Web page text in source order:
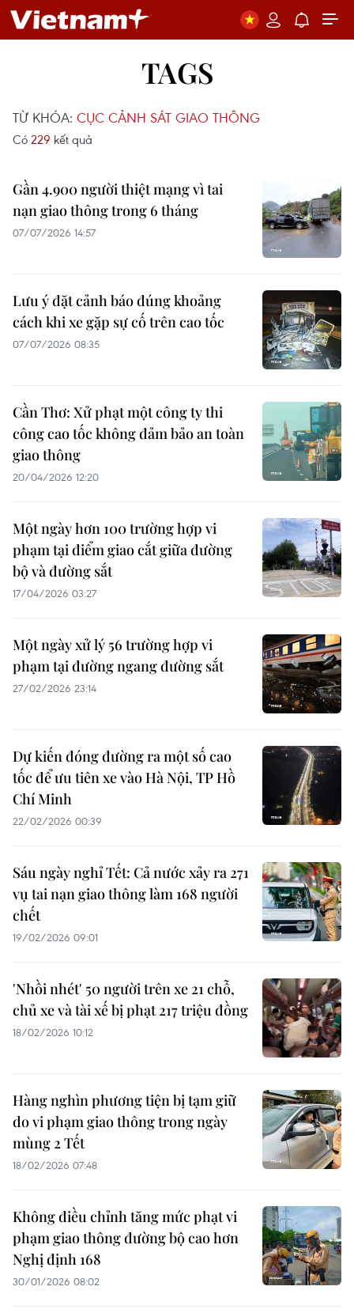
TAGS
TỪ KHÓA: CỤC CẢNH SÁT GIAO THÔNG
Có 229 kết quả
Gần 4.900 người thiệt mạng vì tai
nạn giao thông trong 6 tháng
07/07/2026 14:57
Lưu ý đặt cảnh báo đúng khoảng
cách khi xe gặp sự cố trên cao tốc
07/07/2026 08:35
Cần Thơ: Xử phạt một công ty thi
công cao tốc không đảm bảo an toàn
giao thông
20/04/2026 12:20
Một ngày hơn 100 trường hợp vi
phạm tại điểm giao cắt giữa đường
bộ và đường sắt
17/04/2026 03:27
Một ngày xử lý 56 trường hợp vi
phạm tại đường ngang đường sắt
27/02/2026 23:14
Dự kiến đóng đường ra một số cao
tốc để ưu tiên xe vào Hà Nội, TP Hồ
Chí Minh
22/02/2026 00:39
Sáu ngày nghỉ Tết: Cả nước xảy ra 271
vụ tai nạn giao thông làm 168 người
chết
19/02/2026 09:01
'Nhồi nhét' 50 người trên xe 21 chỗ,
chủ xe và tài xế bị phạt 217 triệu đồng
18/02/2026 10:12
Hàng nghìn phương tiện bị tạm giữ
do vi phạm giao thông trong ngày
mùng 2 Tết
18/02/2026 07:48
Không điều chỉnh tăng mức phạt vi
phạm giao thông đường bộ cao hơn
Nghị định 168
30/01/2026 08:02